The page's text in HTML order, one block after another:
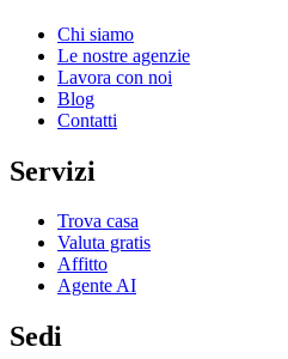
Chi siamo
Le nostre agenzie
Lavora con noi
Blog
Contatti
Servizi
Trova casa
Valuta gratis
Affitto
Agente AI
Sedi